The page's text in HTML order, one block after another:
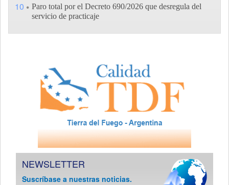
10
Paro total por el Decreto 690/2026 que desregula del
servicio de practicaje
NEWSLETTER
Suscríbase a nuestras noticias.